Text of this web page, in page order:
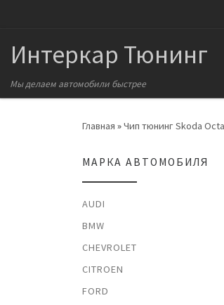
Интеркар Тюнинг
Мы делаем автомобили быстрее
Главная »Чип тюнинг Skoda
МАРКА АВТОМОБИЛЯ
AUDI
BMW
CHEVROLET
CITROEN
FORD